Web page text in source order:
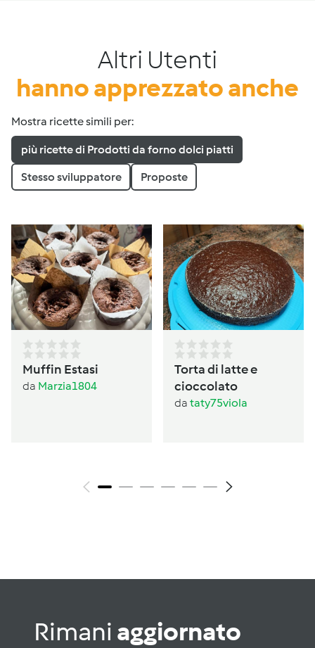
Altri Utenti
hanno apprezzato anche
Mostra ricette simili per:
più ricette di Prodotti da forno dolci piatti
Stesso sviluppatore Proposte
Muffin Estasi
da Marzia1804
Torta di latte e
cioccolato
da taty75viola
Rimani aggiornato